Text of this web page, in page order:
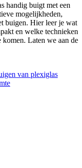
handig buigt met een
mogelijkheden,
buigen. Hier leer je wat
en welke technieken
komen. Laten we aan de
van plexiglas